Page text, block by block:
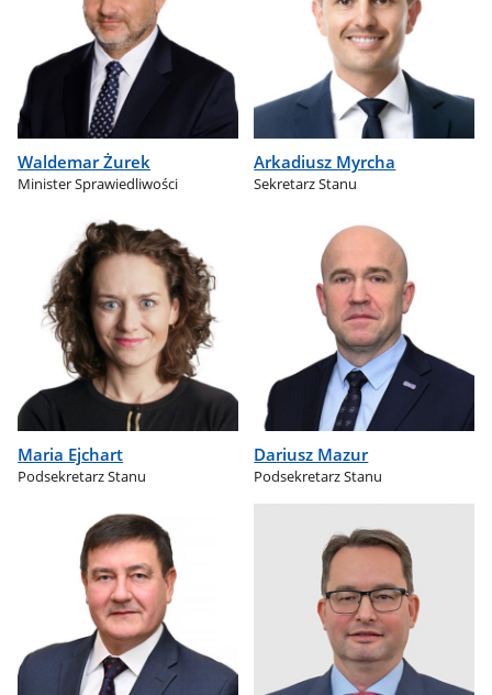
Waldemar Żurek
Minister Sprawiedliwości
Arkadiusz Myrcha
Sekretarz Stanu
Maria Ejchart
Podsekretarz Stanu
Dariusz Mazur
Podsekretarz Stanu